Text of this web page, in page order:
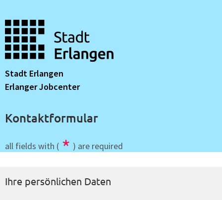
Stadt Erlangen
Erlanger Jobcenter
Kontaktformular
all fields with ( * ) are required
Ihre persönlichen Daten